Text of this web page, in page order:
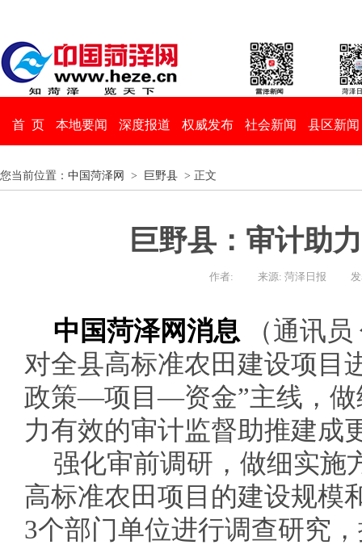
首 页 本地要闻 深度报道 权威发布 社会新闻 县区新闻
您当前位置： 中国菏泽网 > 巨野县 > 正文
巨野县：审计助
作者: 来源: 菏泽日报
中国菏泽网消息 （通讯
对全县高标准农田建设项
政策—项目—资金”主线，做
力有效的审计监督助推建成
强化审前调研，做细实施
高标准农田项目的建设规模
3个部门单位进行调查研究